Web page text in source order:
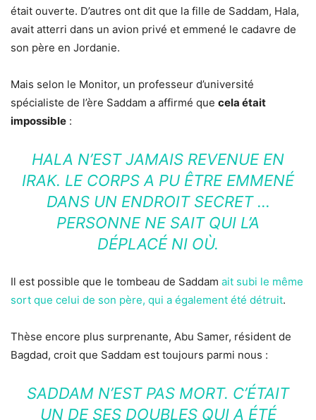
était ouverte. D’autres ont dit que la fille de Saddam, Hala,
avait atterri dans un avion privé et emmené le cadavre de
son père en Jordanie.
Mais selon le Monitor, un professeur d’université
spécialiste de l’ère Saddam a affirmé que cela était
impossible :
HALA N’EST JAMAIS REVENUE EN
IRAK. LE CORPS A PU ÊTRE EMMENÉ
DANS UN ENDROIT SECRET …
PERSONNE NE SAIT QUI L’A
DÉPLACÉ NI OÙ.
Il est possible que le tombeau de Saddam ait subi le même
sort que celui de son père, qui a également été détruit.
Thèse encore plus surprenante, Abu Samer, résident de
Bagdad, croit que Saddam est toujours parmi nous :
SADDAM N’EST PAS MORT. C’ÉTAIT
UN DE SES DOUBLES QUI A ÉTÉ